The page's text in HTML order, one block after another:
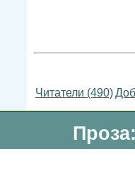
Читатели (490)